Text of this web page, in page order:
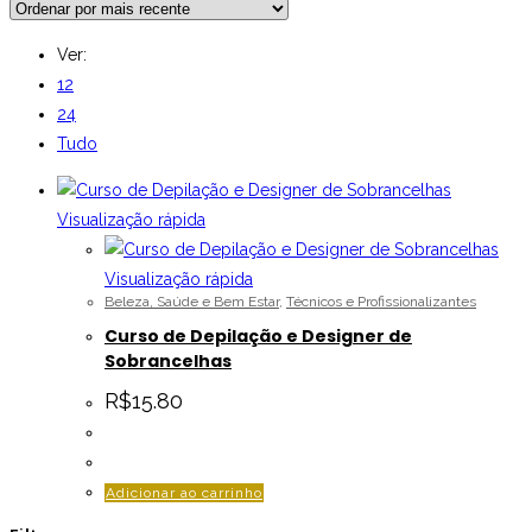
Ver:
12
24
Tudo
Visualização rápida
Visualização rápida
Beleza, Saúde e Bem Estar, Técnicos e Profissionalizantes
Curso de Depilação e Designer de
Sobrancelhas
R$15.80
Adicionar ao carrinho